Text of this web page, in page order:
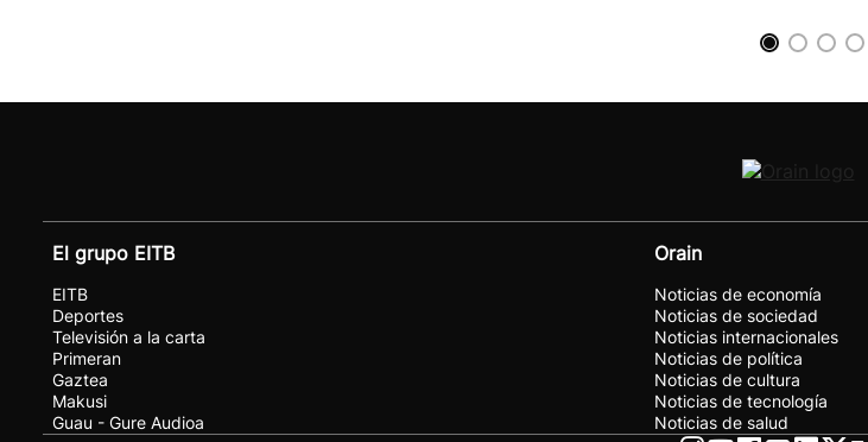
El grupo EITB
EITB
Deportes
Televisión a la carta
Primeran
Gaztea
Makusi
Guau - Gure Audioa
Orain
Noticias de economía
Noticias de sociedad
Noticias internacionales
Noticias de política
Noticias de cultura
Noticias de tecnología
Noticias de salud